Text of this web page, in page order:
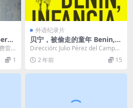
雷
1
外语纪录片
贝宁，被偷走的童年 Benin, i
nfancia robada.2023
Dirección: Julio Pérez del Camp
o, Carles...
2 年前 15